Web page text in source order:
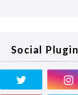
Social Plugin